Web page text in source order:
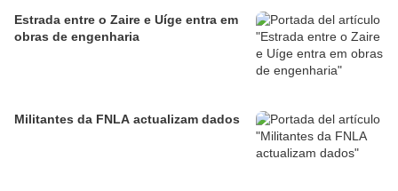
Estrada entre o Zaire e Uíge entra em
obras de engenharia
Militantes da FNLA actualizam dados